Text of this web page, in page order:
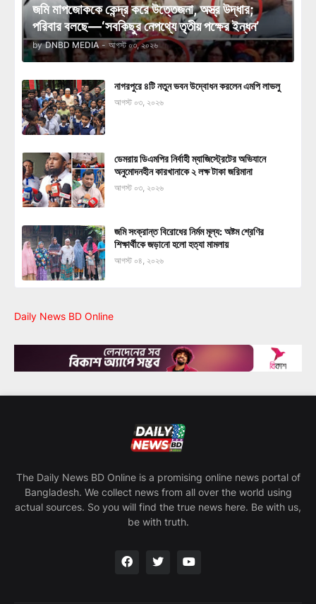
জমি মাপজোককে কেন্দ্র করে উত্তেজনা, অস্ত্র উদ্ধার;
পরিবার বলছে—‘সবকিছুর নেপথ্যে তৃতীয় পক্ষের ইন্ধন’
by DNBD MEDIA - আগস্ট ০৩, ২০২৬
নাগরপুরে ৪টি নতুন ভবন উদ্বোধন করলেন এমপি লাভলু
আগস্ট ০৩, ২০২৬
ডেমরায় ডিএমপির নির্বাহী ম্যাজিস্ট্রেটের অভিযানে
অনুমোদনহীন কারখানাকে ২ লক্ষ টাকা জরিমানা
আগস্ট ০৩, ২০২৬
জমি সংক্রান্ত বিরোধের নির্মম মূল্য: অষ্টম শ্রেণির
শিক্ষার্থীকে জড়ানো হলো হত্যা মামলায়
আগস্ট ০৪, ২০২৬
Daily News BD Online
The Daily News BD Online is a promising online news portal of
Bangladesh. We collect news from all over the world using
actual sources. So you will find the true news here. Be with us,
be with truth.